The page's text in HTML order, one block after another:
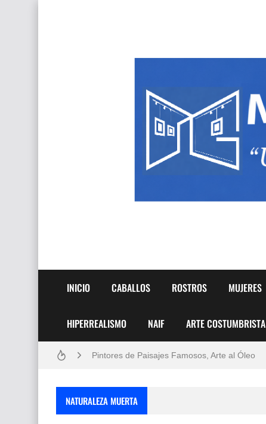
INICIO CABALLOS ROSTROS MUJERES
HIPERREALISMO NAIF ARTE COSTUMBRISTA
Frutas y Flores Para Colorear Imágenes
Pintores de Paisajes Famosos, Arte al Óleo
NATURALEZA MUERTA